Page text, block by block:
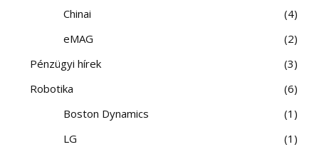
Chinai
4
eMAG
2
Pénzügyi hírek
3
Robotika
6
Boston Dynamics
1
LG
1